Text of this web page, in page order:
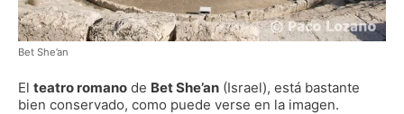
Bet She’an
El teatro romano de Bet She’an (Israel), está bastante
bien conservado, como puede verse en la imagen.